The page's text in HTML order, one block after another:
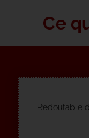
Ce
Redoutable